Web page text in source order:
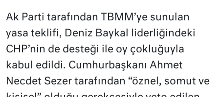
Ak Parti tarafından TBMM’ye sunulan
yasa teklifi, Deniz Baykal liderliğindeki
CHP’nin de desteği ile oy çokluğuyla
kabul edildi. Cumhurbaşkanı Ahmet
Necdet Sezer tarafından “öznel, somut ve